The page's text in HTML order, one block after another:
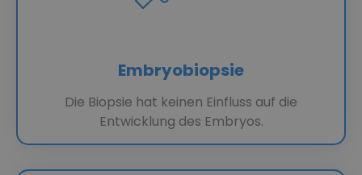
Embryobiopsie
Die Biopsie hat keinen Einfluss auf die
Entwicklung des Embryos.